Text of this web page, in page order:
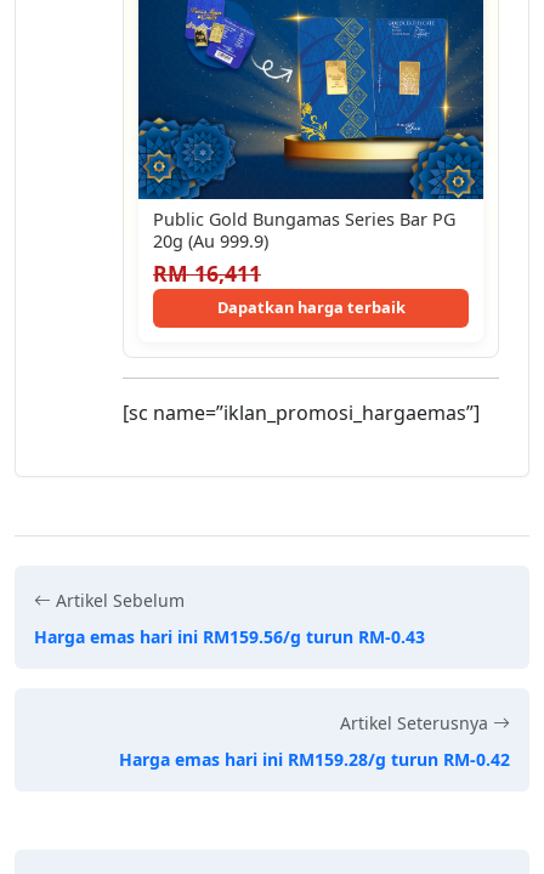
Public Gold Bungamas Series Bar PG
20g (Au 999.9)
RM 16,411
Dapatkan harga terbaik
[sc name=”iklan_promosi_hargaemas”]
Artikel Sebelum
Harga emas hari ini RM159.56/g turun RM-0.43
Artikel Seterusnya
Harga emas hari ini RM159.28/g turun RM-0.42